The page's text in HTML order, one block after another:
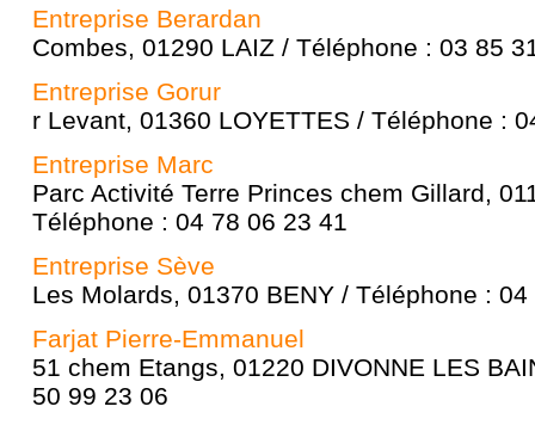
Entreprise Berardan
Combes, 01290 LAIZ / Téléphone : 03 85
Entreprise Gorur
r Levant, 01360 LOYETTES / Téléphone :
Entreprise Marc
Parc Activité Terre Princes chem Gillard,
Téléphone : 04 78 06 23 41
Entreprise Sève
Les Molards, 01370 BENY / Téléphone :
Farjat Pierre-Emmanuel
51 chem Etangs, 01220 DIVONNE LES
50 99 23 06